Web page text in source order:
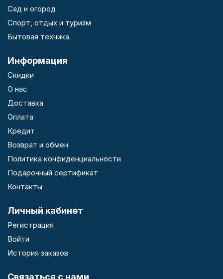
Сад и огород
Спорт, отдых и туризм
Бытовая техника
Информация
Скидки
О нас
Доставка
Оплата
Кредит
Возврат и обмен
Политика конфиденциальности
Подарочный сертификат
Контакты
Личный кабинет
Регистрация
Войти
История заказов
Связаться с нами